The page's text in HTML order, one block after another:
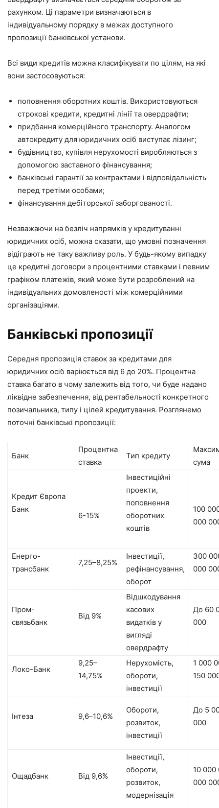
рахунком. Ці параметри визначаються в
індивідуальному порядку в межах доступного
пропозиції банківської установи.
Всі види кредитів можна класифікувати по цілям, на які
вони застосовуються:
поповнення оборотних коштів. Використовуються
строкові кредити, кредитні лінії та овердрафти;
придбання комерційного транспорту. Аналогом
автокредиту для юридичних осіб виступає лізинг;
будівництво, купівля нерухомості виробляються з
допомогою заставного фінансування;
банківські гарантії за контрактами і відповідальність
перед третіми особами;
фінансування дебіторської заборгованості.
Незважаючи на безліч напрямків у кредитуванні
юридичних осіб, можна сказати, що умовні позначення
відіграють не таку важливу роль. У будь-якому випадку
це кредитні договори з процентними ставками і певним
графіком платежів, який може бути розроблений на
індивідуальних домовленості між комерційними
організаціями.
Банківські пропозиції
Середня пропозиція ставок за кредитами для
юридичних осіб варіюється від 6 до 20%. Процентна
ставка багато в чому залежить від того, чи буде надано
ліквідне забезпечення, від рентабельності конкретного
позичальника, типу і цілей кредитування. Розглянемо
поточні банківські пропозиції:
Банк
Процентна
ставка
Тип кредиту
сума
Кредит Європа
Банк
6-15%
Інвестиційні
проекти,
поповнення
оборотних
коштів
100
000
Енерго-
трансбанк
7,25–8,25%
Інвестиції,
рефінансування,
оборот
300
000
Пром-
связьбанк
Від 9%
Відшкодування
касових
видатків у
вигляді
овердрафту
До 60
000
Локо-Банк
9,25–
14,75%
Нерухомість,
обороти,
інвестиції
1 000
150
Інтеза 9,6–10,6%
Обороти,
розвиток,
інвестиції
До 5
000
Ощадбанк Від 9,6%
Інвестиції,
обороти,
розвиток,
модернізація
10 000
000